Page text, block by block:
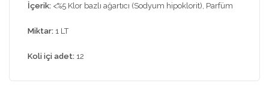
İçerik: <%5 Klor bazlı ağartıcı (Sodyum hipoklorit), Parfüm
Miktar: 1 LT
Koli içi adet: 12